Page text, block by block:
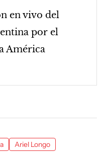
en vivo del
por el
América
Ariel Longo